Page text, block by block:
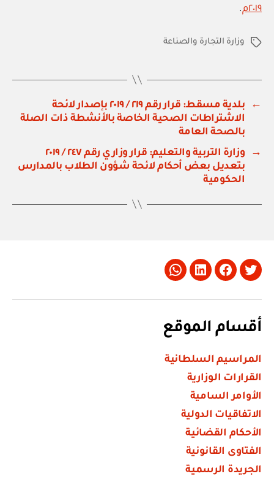
٢٠١٩م
.
الوسوموزارة التجارة والصناعة
←
بلدية مسقط: قرار رقم ٢١٩ / ٢٠١٩ بإصدار لائحة
الاشتراطات الصحية الخاصة بالأنشطة ذات الصلة
بالصحة العامة
→
وزارة التربية والتعليم: قرار وزاري رقم ٢٤٧ / ٢٠١٩
بتعديل بعض أحكام لائحة شؤون الطلاب بالمدارس
الحكومية
Twitter
Facebook
LinkedIn
Whatsapp
أقسام الموقع
المراسيم السلطانية
القرارات الوزارية
الأوامر السامية
الاتفاقيات الدولية
الأحكام القضائية
الفتاوى القانونية
الجريدة الرسمية